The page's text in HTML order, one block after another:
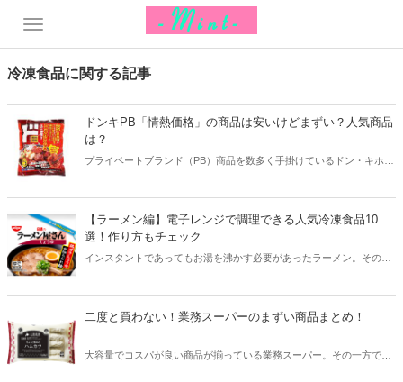
冷凍食品に関する記事
ドンキPB「情熱価格」の商品は安いけどまずい？人気商品
は？
プライベートブランド（PB）商品を数多く手掛けているドン・キホー
う噂を調査してみましょう！
【ラーメン編】電子レンジで調理できる人気冷凍食品10
選！作り方もチェック
インスタントであってもお湯を沸かす必要があったラーメン。その一
二度と買わない！業務スーパーのまずい商品まとめ！
大容量でコスパが良い商品が揃っている業務スーパー。その一方で、